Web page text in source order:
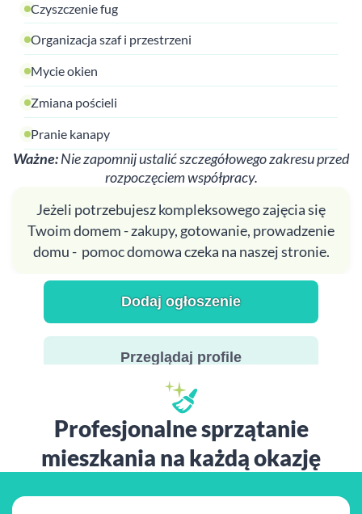
Czyszczenie fug
Organizacja szaf i przestrzeni
Mycie okien
Zmiana pościeli
Pranie kanapy
Ważne:Nie zapomnij ustalić szczegółowego zakresu przed
rozpoczęciem współpracy.
Jeżeli potrzebujesz kompleksowego zajęcia się
Twoim domem - zakupy, gotowanie, prowadzenie
domu - pomoc domowa czeka na naszej stronie.
Dodaj ogłoszenie
Przeglądaj profile
Profesjonalne sprzątanie
mieszkania na każdą okazję